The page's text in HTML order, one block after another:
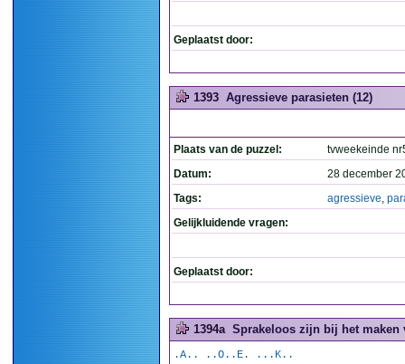
Geplaatst door:
1393 Agressieve parasieten (12)
Plaats van de puzzel:
tvweekeinde
Datum:
28 december
Tags:
agressieve,
Gelijkluidende vragen:
Geplaatst door:
1394a Sprakeloos zijn bij het maken
.A.. ..O..E. ...K..